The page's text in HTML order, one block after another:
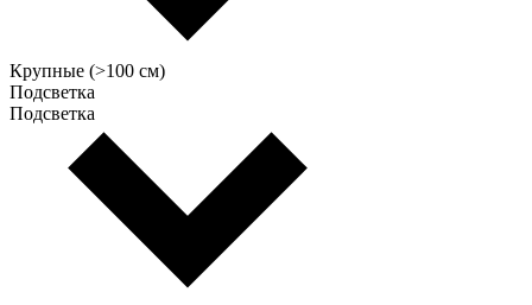
Крупные (>100 см)
Подсветка
Подсветка